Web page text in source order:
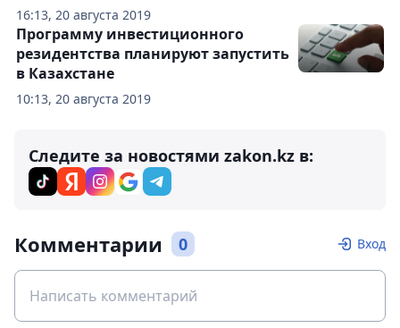
16:13, 20 августа 2019
10:13, 20 августа 2019
Программу инвестиционного
резидентства планируют запустить
в Казахстане
Следите за новостями zakon.kz в:
Комментарии 0 Вход